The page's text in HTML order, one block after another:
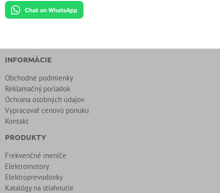
INFORMÁCIE
Obchodné podmienky
Reklamačný poriadok
Ochrana osobných údajov
Vypracovať cenovú ponuku
Kontakt
PRODUKTY
Frekvenčné meniče
Elektromotory
Elektroprevodovky
Katalógy na stiahnutie